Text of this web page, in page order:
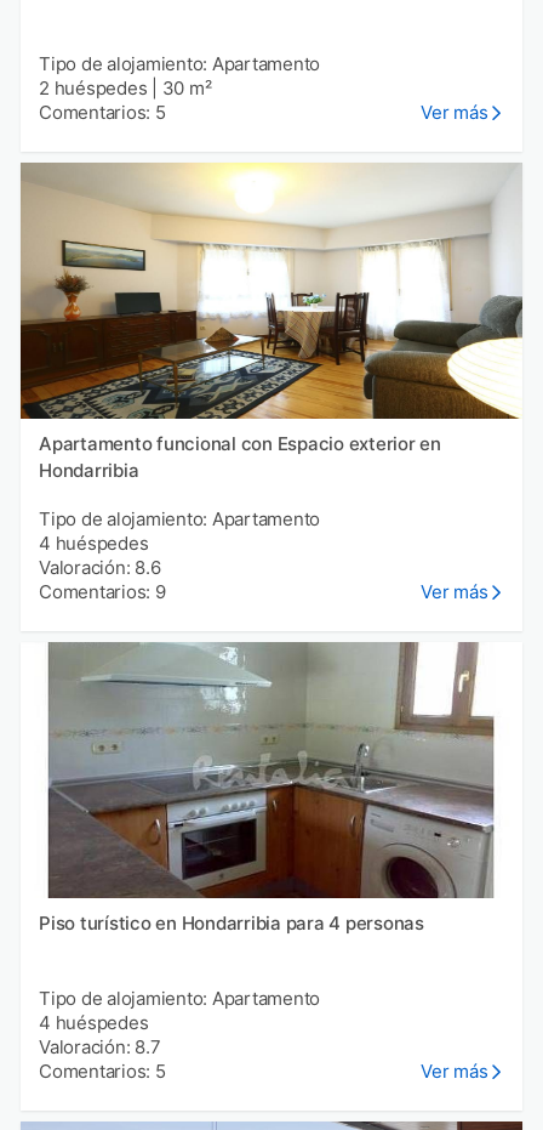
Tipo de alojamiento: Apartamento
2 huéspedes
30 m²
Comentarios: 5
Ver más
Apartamento funcional con Espacio exterior en
Hondarribia
Tipo de alojamiento: Apartamento
4 huéspedes
Valoración: 8.6
Comentarios: 9
Ver más
Piso turístico en Hondarribia para 4 personas
Tipo de alojamiento: Apartamento
4 huéspedes
Valoración: 8.7
Comentarios: 5
Ver más